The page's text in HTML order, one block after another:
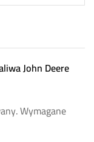
John Deere
Wymagane